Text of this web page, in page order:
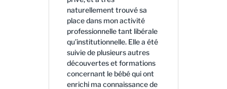
naturellement trouvé sa
place dans mon activité
professionnelle tant libérale
qu’institutionnelle. Elle a été
suivie de plusieurs autres
découvertes et formations
concernant le bébé qui ont
enrichi ma connaissance de